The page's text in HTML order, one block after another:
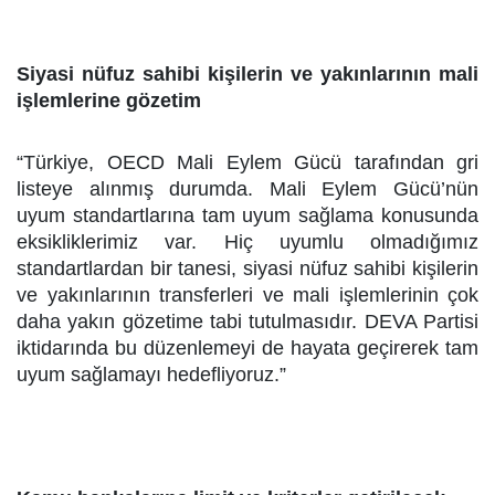
Siyasi nüfuz sahibi kişilerin ve yakınlarının mali
işlemlerine gözetim
“Türkiye, OECD Mali Eylem Gücü tarafından gri
listeye alınmış durumda. Mali Eylem Gücü’nün
uyum standartlarına tam uyum sağlama konusunda
eksikliklerimiz var. Hiç uyumlu olmadığımız
standartlardan bir tanesi, siyasi nüfuz sahibi kişilerin
ve yakınlarının transferleri ve mali işlemlerinin çok
daha yakın gözetime tabi tutulmasıdır. DEVA Partisi
iktidarında bu düzenlemeyi de hayata geçirerek tam
uyum sağlamayı hedefliyoruz.”